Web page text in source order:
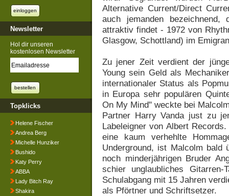
Newsletter
Hol dir unseren
kostenlosen Newsletter
Topklicks
Helene Fischer
Andrea Berg
Michelle Hunziker
Bushido
Katy Perry
ABBA
Lady Bitch Ray
Shakira
Alternative Current/Direct
auch jemanden
attraktiv findet - 1972 von
Glasgow, Schottland) im
Zu jener Zeit verdient der
Young sein Geld als
internationaler Status als
in Europa sehr populären
On My Mind" weckte bei
Partner Harry Vanda just zu
Labeleigner von Albert
eine kaum verhehlte
Underground, ist Malcolm bald
noch minderjährigen Bruder
schier unglaubliches
Schulabgang mit 15 Jahren
als Pförtner und Schriftsetzer.